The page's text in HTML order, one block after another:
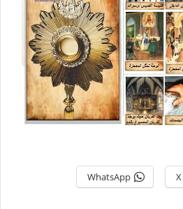
X
WhatsApp